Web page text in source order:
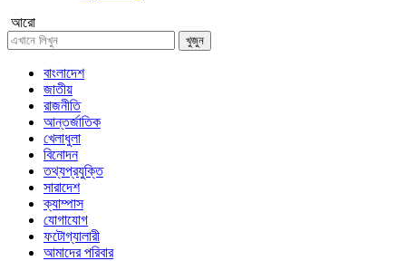
আরো
খুজুন
বাংলাদেশ
জাতীয়
রাজনীতি
আন্তর্জাতিক
খেলাধুলা
বিনোদন
তথ্যপ্রযুক্তি
সারাদেশ
ক্যাম্পাস
যোগাযোগ
ফটোগ্যালারী
আমাদের পরিবার